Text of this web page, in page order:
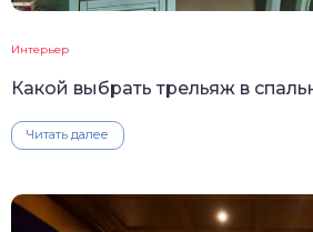
Интерьер
Какой выбрать трельяж в
Читать далее